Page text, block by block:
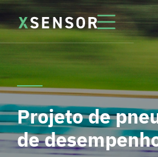
Projeto de
de